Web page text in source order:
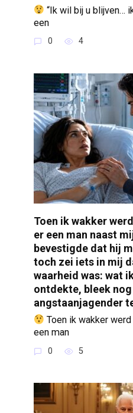
“Ik wil bij u blijven…
een
0 4
Toen ik wakker
er een man naast
bevestigde dat hij
toch zei iets in mij
waarheid was: wat
ontdekte, bleek nog
angstaanjagender
Toen ik wakker
een man
0 5